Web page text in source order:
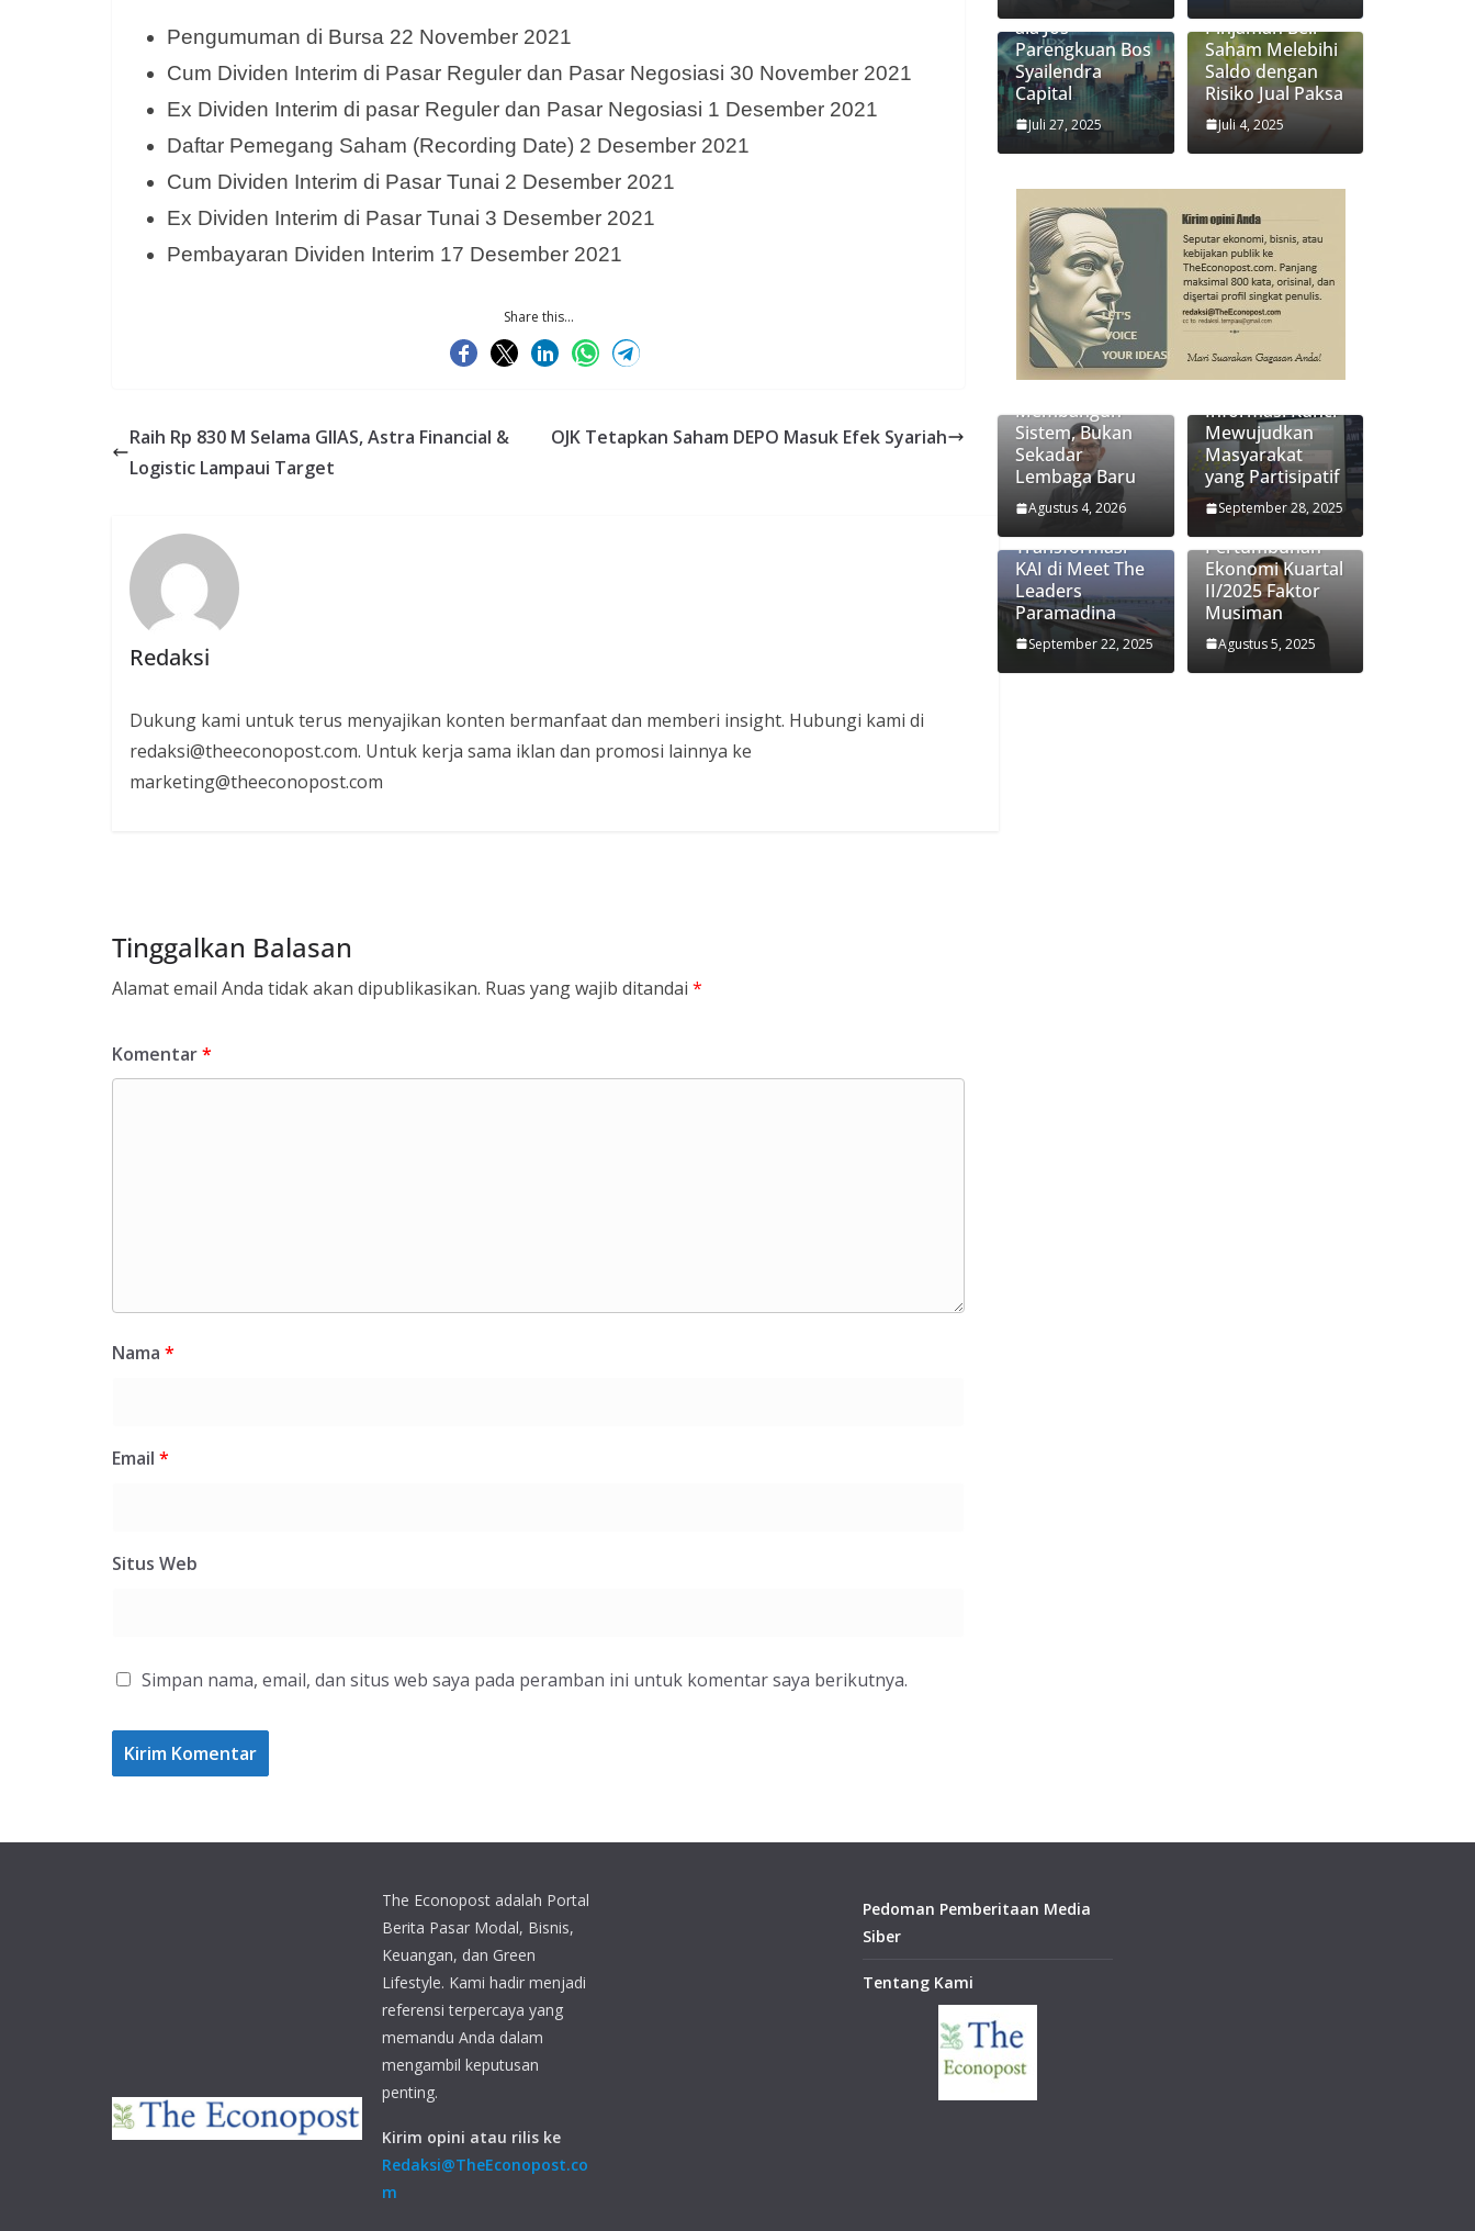
Pengumuman di Bursa 22 November 2021
Cum Dividen Interim di Pasar Reguler dan Pasar Negosiasi 30 November 2021
Ex Dividen Interim di pasar Reguler dan Pasar Negosiasi 1 Desember 2021
Daftar Pemegang Saham (Recording Date) 2 Desember 2021
Cum Dividen Interim di Pasar Tunai 2 Desember 2021
Ex Dividen Interim di Pasar Tunai 3 Desember 2021
Pembayaran Dividen Interim 17 Desember 2021
Share this...
Raih Rp 830 M Selama GIIAS, Astra Financial &
Logistic Lampaui Target
OJK Tetapkan Saham DEPO Masuk Efek Syariah
Redaksi
Dukung kami untuk terus menyajikan konten bermanfaat dan memberi insight. Hubungi kami di
redaksi@theeconopost.com. Untuk kerja sama iklan dan promosi lainnya ke
marketing@theeconopost.com
Tinggalkan Balasan
Alamat email Anda tidak akan dipublikasikan. Ruas yang wajib ditandai *
Komentar*
Nama *
Email *
Situs Web
Simpan nama, email, dan situs web saya pada peramban ini untuk komentar saya berikutnya.
ala Jos
Parengkuan Bos
Syailendra
Capital
Juli 27, 2025
Pinjaman Beli
Saham Melebihi
Saldo dengan
Risiko Jual Paksa
Juli 4, 2025
Transformasi
Membangun
Sistem, Bukan
Sekadar
Lembaga Baru
Agustus 4, 2026
Informasi Kunci
Mewujudkan
Masyarakat
yang Partisipatif
September 28, 2025
Didiek
Hartantyo
Ungkap Kunci
Transformasi
KAI di Meet The
Leaders
Paramadina
September 22, 2025
Ekonom
Paramadina
Handi Risza:
Pertumbuhan
Ekonomi Kuartal
II/2025 Faktor
Musiman
Agustus 5, 2025
The Econopost adalah Portal
Berita Pasar Modal, Bisnis,
Keuangan, dan Green
Lifestyle. Kami hadir menjadi
referensi terpercaya yang
memandu Anda dalam
mengambil keputusan
penting.
Kirim opini atau rilis ke
Redaksi@TheEconopost.co
m
Pedoman Pemberitaan Media
Siber
Tentang Kami